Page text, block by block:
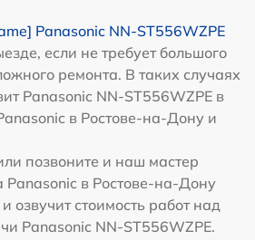
Panasonic NN-ST556WZPE
если не требует большого
ремонта. В таких случаях
Panasonic NN-ST556WZPE в
в Ростове-на-Дону и
позвоните и наш мастер
Panasonic в Ростове-на-Дону
озвучит стоимость работ над
Panasonic NN-ST556WZPE.